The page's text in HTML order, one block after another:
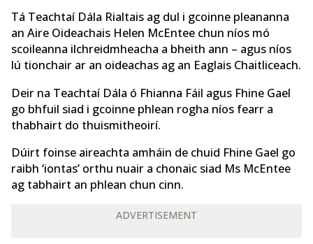
Tá Teachtaí Dála Rialtais ag dul i gcoinne pleananna
an Aire Oideachais Helen McEntee chun níos mó
scoileanna ilchreidmheacha a bheith ann – agus níos
lú tionchair ar an oideachas ag an Eaglais Chaitliceach.
Deir na Teachtaí Dála ó Fhianna Fáil agus Fhine Gael
go bhfuil siad i gcoinne phlean rogha níos fearr a
thabhairt do thuismitheoirí.
Dúirt foinse aireachta amháin de chuid Fhine Gael go
raibh ‘iontas’ orthu nuair a chonaic siad Ms McEntee
ag tabhairt an phlean chun cinn.
ADVERTISEMENT